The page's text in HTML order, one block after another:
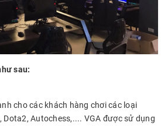
sau:
cho các khách hàng chơi các loại
Autochess,.... VGA được sử dụng